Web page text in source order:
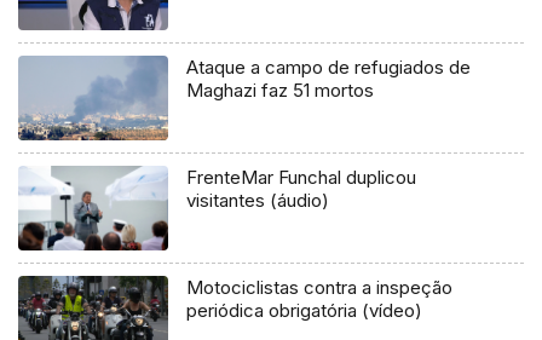
Ataque a campo de refugiados de
Maghazi faz 51 mortos
FrenteMar Funchal duplicou
visitantes (áudio)
Motociclistas contra a inspeção
periódica obrigatória (vídeo)